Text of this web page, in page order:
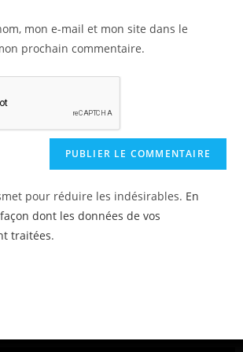
mon e-mail et mon site dans le
prochain commentaire.
pour réduire les indésirables. En
dont les données de vos
traitées.